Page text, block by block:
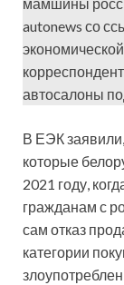
мамшины
autonews со
автосалоны
В ЕЭК
которые
2021 году,
гражданам с
сам отказ
категории